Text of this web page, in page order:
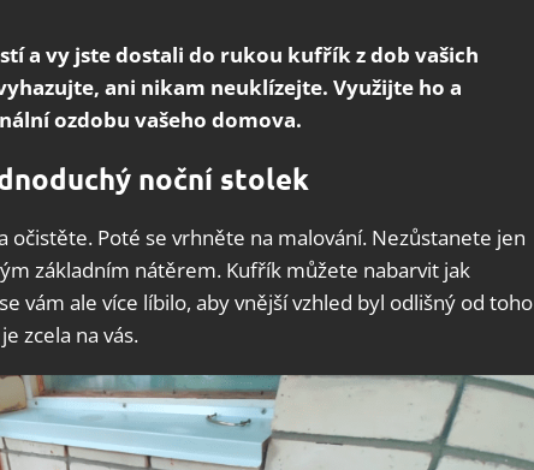
a vy jste dostali do rukou kufřík z dob vašich
ani nikam neuklízejte. Využijte ho a
ozdobu vašeho domova.
noční stolek
Poté se vrhněte na malování. Nezůstanete jen
základním nátěrem. Kufřík můžete nabarvit jak
vám ale více líbilo, aby vnější vzhled byl odlišný od toho
zcela na vás.